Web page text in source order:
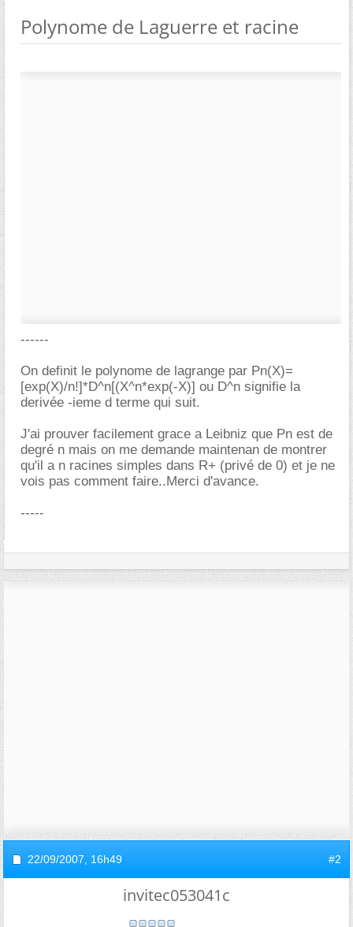
Polynome de Laguerre et racine
------
On definit le polynome de lagrange par Pn(X)=
[exp(X)/n!]*D^n[(X^n*exp(-X)] ou D^n signifie la
derivée -ieme d terme qui suit.
J'ai prouver facilement grace a Leibniz que Pn est de
degré n mais on me demande maintenan de montrer
qu'il a n racines simples dans R+ (privé de 0) et je ne
vois pas comment faire..Merci d'avance.
-----
22/09/2007, 16h49 #2
invitec053041c